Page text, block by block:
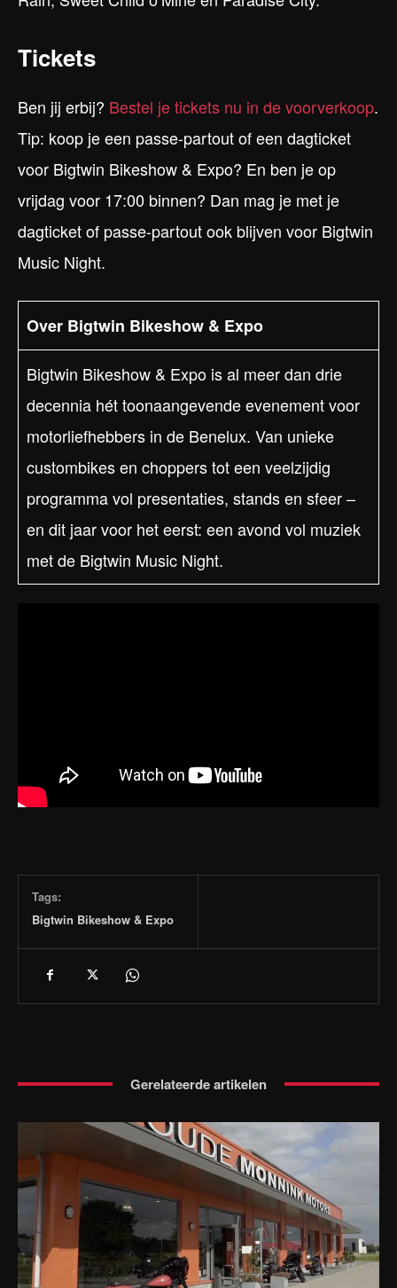
Tickets
Ben jij erbij? Bestel je tickets nu in de voorverkoop.
Tip: koop je een passe-partout of een dagticket
voor Bigtwin Bikeshow & Expo? En ben je op
vrijdag voor 17:00 binnen? Dan mag je met je
dagticket of passe-partout ook blijven voor Bigtwin
Music Night.
Over Bigtwin Bikeshow & Expo
Bigtwin Bikeshow & Expo is al meer dan drie
decennia hét toonaangevende evenement voor
motorliefhebbers in de Benelux. Van unieke
custombikes en choppers tot een veelzijdig
programma vol presentaties, stands en sfeer –
en dit jaar voor het eerst: een avond vol muziek
met de Bigtwin Music Night.
Tags:
Bigtwin Bikeshow & Expo
Gerelateerde artikelen